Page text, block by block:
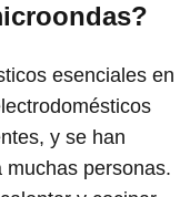
esenciales en
y se han
personas.